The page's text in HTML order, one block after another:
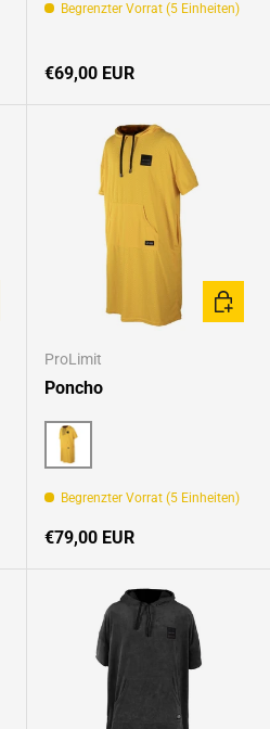
Begrenzter Vorrat (5 Einheiten)
Normaler Preis
€69,00 EUR
AUSWÄHLEN
ProLimit
Poncho
Begrenzter Vorrat (5 Einheiten)
Normaler Preis
€79,00 EUR